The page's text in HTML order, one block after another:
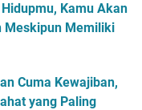
Kamu Akan
Meskipun Memiliki
Cuma Kewajiban,
yang Paling